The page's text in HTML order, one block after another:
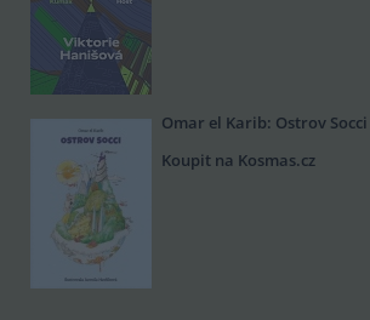
Omar el Karib: Ostrov Socci
Koupit na Kosmas.cz